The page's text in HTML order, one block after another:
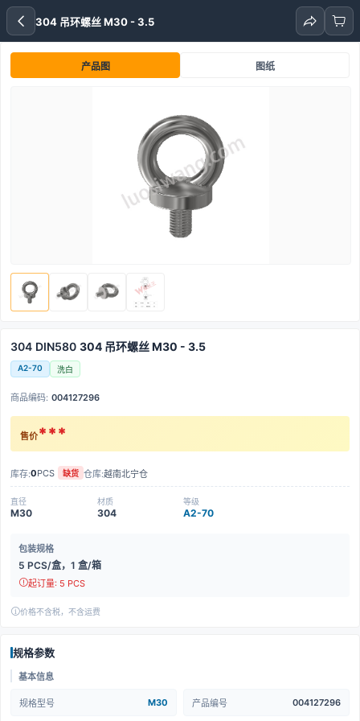
304 吊环螺丝 M30 - 3.5
产品图 图纸
304 DIN580 304 吊环螺丝 M30 - 3.5
A2-70 洗白
商品编码: 004127296
售价***
库存:0PCS 缺货 仓库:越南北宁仓
直径
M30
材质
304
等级
A2-70
包装规格
5 PCS/盒，1 盒/箱
起订量: 5 PCS
价格不含税，不含运费
规格参数
基本信息
规格型号 M30 产品编号 004127296